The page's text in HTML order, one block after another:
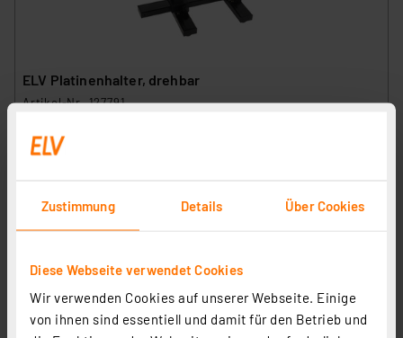
Zustimmung Details Über Cookies
Diese Webseite verwendet Cookies
Wir verwenden Cookies auf unserer Webseite. Einige
von ihnen sind essentiell und damit für den Betrieb und
ELV Platinenhalter, drehbar
Artikel-Nr. 127791
2
inkl. MwSt.
Informationen zu Versandkosten